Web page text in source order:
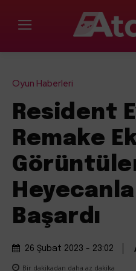
Oyun Haberleri
Resident
Remake
Başardı
26 Şubat 2023 - 23:02
Bir dakikadan daha az dakika